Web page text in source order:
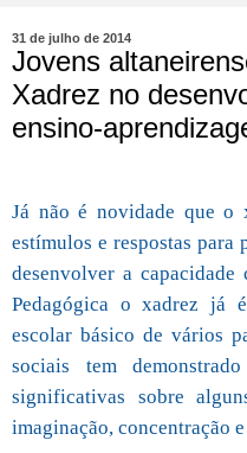
31 de julho de 2014
Jovens
Xadrez no
ensino-
Já não é novidade que o
estímulos e respostas para
desenvolver a
Pedagógica o xadrez já
escolar básico de vários
sociais tem
significativas sobre
imaginação, concentração